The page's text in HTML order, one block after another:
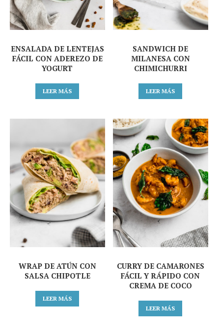
ENSALADA DE LENTEJAS
FÁCIL CON ADEREZO DE
YOGURT
LEER MÁS
SANDWICH DE
MILANESA CON
CHIMICHURRI
LEER MÁS
WRAP DE ATÚN CON
SALSA CHIPOTLE
LEER MÁS
CURRY DE CAMARONES
FÁCIL Y RÁPIDO CON
CREMA DE COCO
LEER MÁS